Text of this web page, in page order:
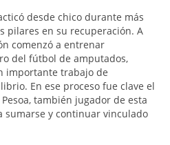
desde chico durante más
pilares en su recuperación. A
comenzó a entrenar
del fútbol de amputados,
importante trabajo de
En ese proceso fue clave el
también jugador de esta
sumarse y continuar vinculado